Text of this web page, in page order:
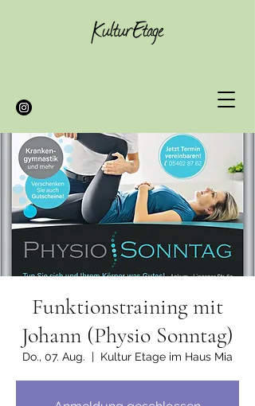
Funktionstraining mit
Johann (Physio Sonntag)
Do., 07. Aug.
  |
Kultur Etage im Haus Mia